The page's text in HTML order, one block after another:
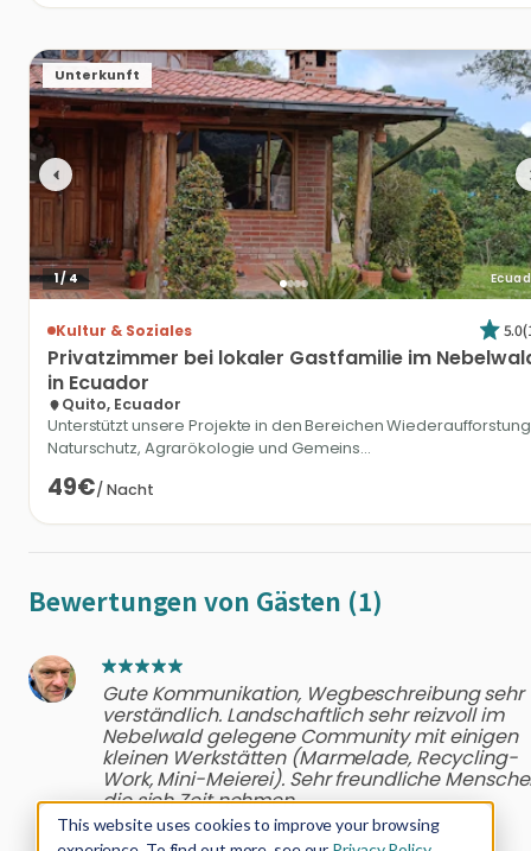
This website uses cookies to improve your browsing
Unterkunft
1/4
Kultur & Soziales 5.0(
Privatzimmer bei lokaler Gastfamilie im
in Ecuador
Quito, Ecuador
Unterstützt unsere Projekte in den Bereichen
Naturschutz, Agrarökologie und Gemeins...
49€/Nacht
Bewertungen von Gästen (1)
Gute Kommunikation, Wegbeschreibung sehr
verständlich. Landschaftlich sehr reizvoll im
Nebelwald gelegene Community mit einigen
kleinen Werkstätten (Marmelade, Recycling-
Work, Mini-Meierei). Sehr freundliche
die sich Zeit nehmen.
Ulrich H • April 2023